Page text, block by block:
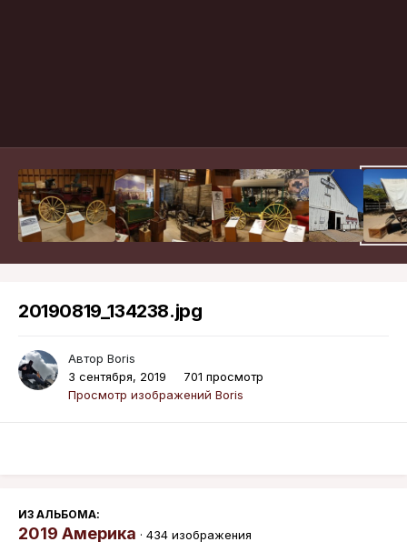
20190819_134238.jpg
Автор Boris
3 сентября, 2019
701 просмотр
Просмотр изображений Boris
ИЗ АЛЬБОМА:
2019 Америка · 434 изображения